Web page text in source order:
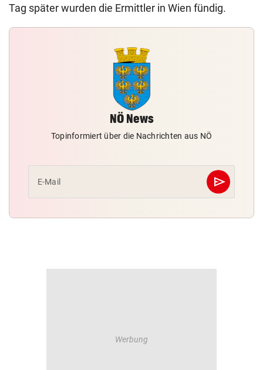
Tag später wurden die Ermittler in Wien fündig.
NÖ News
Topinformiert über die Nachrichten aus NÖ
E-Mail send
Abschicken